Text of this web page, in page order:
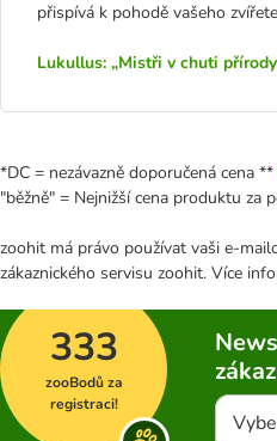
přispívá k pohodě vašeho
Lukullus: „Mistři v chuti
*DC = nezávazně doporučená cena **
"běžně" = Nejnižší cena produktu za
zoohit má právo používat vaši e-
zákaznického servisu zoohit. Více
333
zooBodů za
registraci!